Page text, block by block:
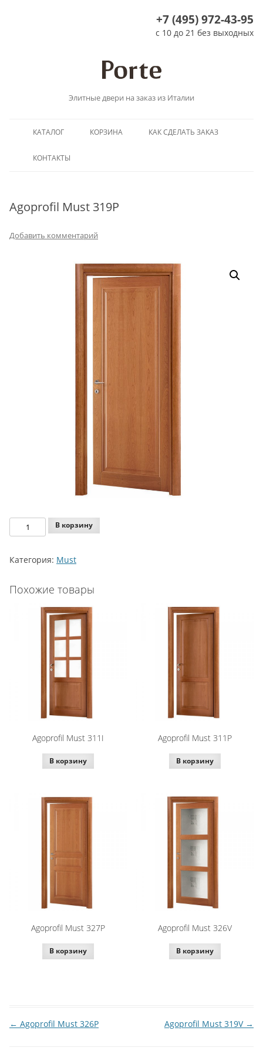
+7 (495) 972-43-95
с 10 до 21 без выходных
Элитные двери на заказ из Италии
КАТАЛОГ КОРЗИНА КАК СДЕЛАТЬ ЗАКАЗ
КОНТАКТЫ
Agoprofil Must 319P
Добавить комментарий
Количество
Agoprofil
319P
В корзину
Категория: Must
Похожие товары
Agoprofil Must 311I
В корзину
Agoprofil Must 311P
В корзину
Agoprofil Must 327P
В корзину
Agoprofil Must 326V
В корзину
← Agoprofil Must 326P Agoprofil Must 319V →